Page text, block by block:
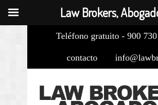
Teléfono gratuito - 900
contacto
Law Brokers,